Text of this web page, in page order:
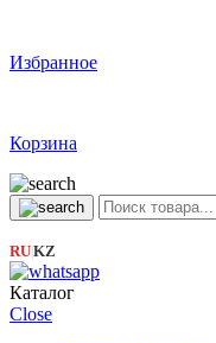
Избранное
Корзина
RU|KZ
Каталог
Close